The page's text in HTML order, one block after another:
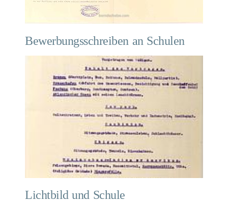
Bewerbungsschreiben an Schulen
Lichtbild und Schule